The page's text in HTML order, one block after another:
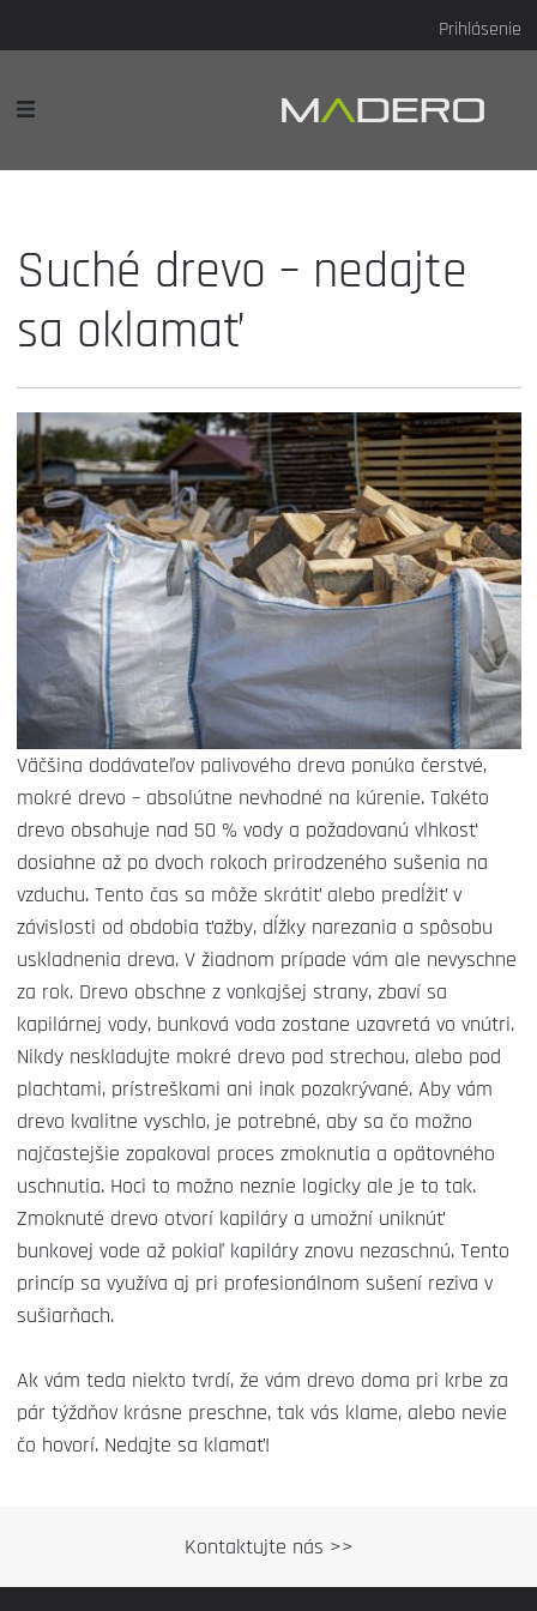
Prihlásenie
Suché drevo – nedajte
sa oklamať
Väčšina dodávateľov palivového dreva ponúka čerstvé,
mokré drevo – absolútne nevhodné na kúrenie. Takéto
drevo obsahuje nad 50 % vody a požadovanú vlhkosť
dosiahne až po dvoch rokoch prirodzeného sušenia na
vzduchu. Tento čas sa môže skrátiť alebo predĺžiť v
závislosti od obdobia ťažby, dĺžky narezania a spôsobu
uskladnenia dreva. V žiadnom prípade vám ale nevyschne
za rok. Drevo obschne z vonkajšej strany, zbaví sa
kapilárnej vody, bunková voda zostane uzavretá vo vnútri.
Nikdy neskladujte mokré drevo pod strechou, alebo pod
plachtami, prístreškami ani inak pozakrývané. Aby vám
drevo kvalitne vyschlo, je potrebné, aby sa čo možno
najčastejšie zopakoval proces zmoknutia a opätovného
uschnutia. Hoci to možno neznie logicky ale je to tak.
Zmoknuté drevo otvorí kapiláry a umožní uniknúť
bunkovej vode až pokiaľ kapiláry znovu nezaschnú. Tento
princíp sa využíva aj pri profesionálnom sušení reziva v
sušiarňach.
Ak vám teda niekto tvrdí, že vám drevo doma pri krbe za
pár týždňov krásne preschne, tak vás klame, alebo nevie
čo hovorí. Nedajte sa klamať!
Kontaktujte nás >>